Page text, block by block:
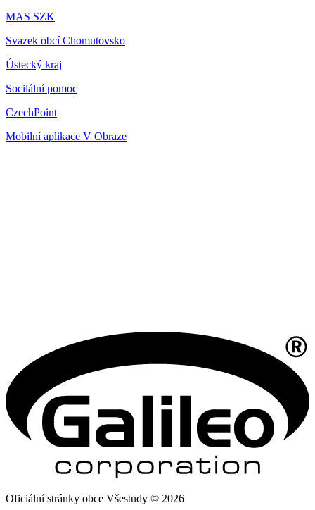
MAS SZK
Svazek obcí Chomutovsko
Ústecký kraj
Socilální pomoc
CzechPoint
Mobilní aplikace V Obraze
Oficiální stránky obce Všestudy © 2026